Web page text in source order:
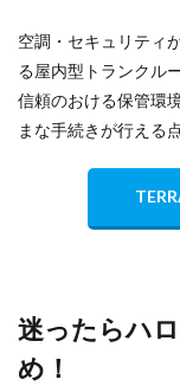
空調・セキュリティ
る屋内型トランクル
信頼のおける保管環
まな手続きが行える
迷ったらハ
め！